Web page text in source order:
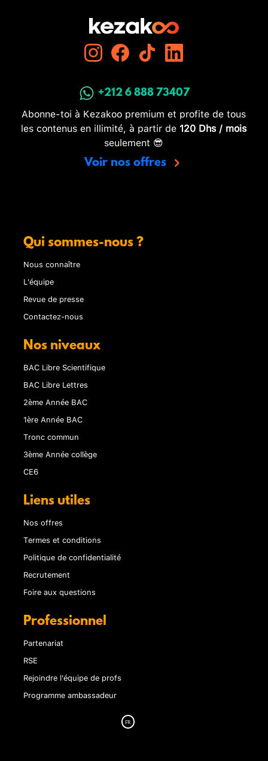
+212 6 888 73407
Abonne-toi à Kezakoo premium et profite de tous
les contenus en illimité, à partir de 120 Dhs / mois
seulement 😎
Voir nos offres
Qui sommes-nous ?
Nous connaître
L'équipe
Revue de presse
Contactez-nous
Nos niveaux
BAC Libre Scientifique
BAC Libre Lettres
2ème Année BAC
1ère Année BAC
Tronc commun
3ème Année collège
CE6
Liens utiles
Nos offres
Termes et conditions
Politique de confidentialité
Recrutement
Foire aux questions
Professionnel
Partenariat
RSE
Rejoindre l'équipe de profs
Programme ambassadeur